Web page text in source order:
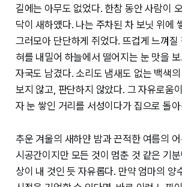
길에는 아무도 없었다. 한참 동안 사람이
닥이 새하얬다. 나는 주차된 차 보닛 위에
그러모아 단단하게 쥐었다. 뜨겁게 느껴질
혀를 내밀어 하늘에서 떨어지는 눈 맛을
자국도 남겼다. 소리도 냄새도 없는 백색
보지 않고, 판단하지 않았다. 그 자유로움
자 눈 쌓인 거리를 서성이다가 집으로 돌
추운 겨울의 새하얀 밤과 끈적한 여름의
시공간이지만 모든 것이 멈춘 것 같은 기분
상이 내 것인 듯 자유롭다. 만약 엄마의 양